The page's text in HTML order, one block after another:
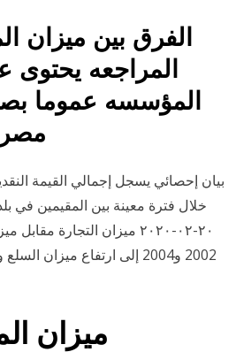
الفرق بين ميزان
المراجعه يحتوى
المؤسسه عموما
بيان إحصائي يسجل إجمالي القيمة
خلال فترة معينة بين المقيمين في
٢٠-٠٢-٢٠٢٠ ميزان
2002 و2004 إلى ارتفاع
ميزان